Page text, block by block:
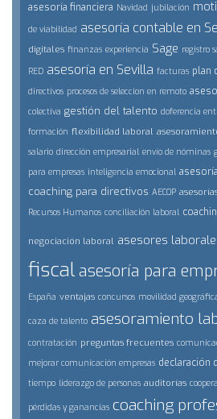
asesoría financiera Navidad jubilación
de viabilidad asesoría contable en
digitales finanzas experiencia Sage registro
RED asesoría en Sevilla facturas plan
directivos procesos de seleccion en remoto
colectiva gestión del talento doferencia
formación flexibilidad laboral
salario dirección empresarial envío de nóminas
para empresas inteligencia emocional
coaching para directivos AECOP
Recursos Humanos conciliación laboral
negociación laboral asesores
fiscalasesoría para
España ventajas concursos movilidad
caza de talento asesoramiento
contratación preguntas frecuentes
mejorar comunicación empresas declaración
tiempo liderazgo de personas auditorías
pérdidas y ganancias coaching